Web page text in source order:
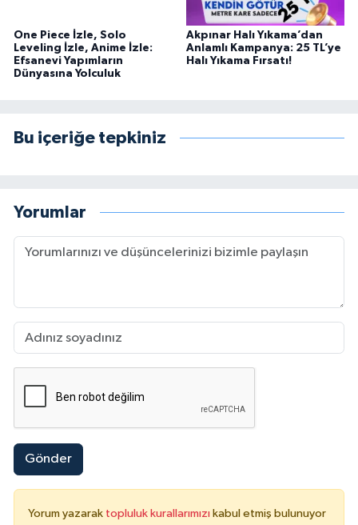
One Piece İzle, Solo
Leveling İzle, Anime İzle:
Efsanevi Yapımların
Dünyasına Yolculuk
Akpınar Halı Yıkama’dan
Anlamlı Kampanya: 25 TL’ye
Halı Yıkama Fırsatı!
Bu içeriğe tepkiniz
Yorumlar
Gönder
Yorum yazarak topluluk kurallarımızı kabul etmiş bulunuyor